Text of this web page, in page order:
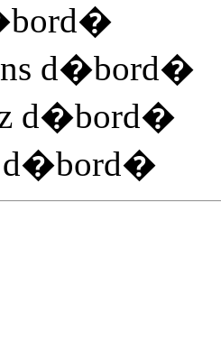
�
d�bord�
d�bord�
d�bord�